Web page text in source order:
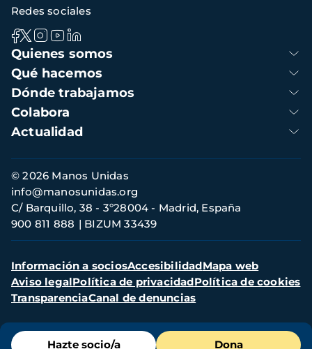
Menú
Hazte socio/a Dona
Navegación
principal
Quienes somos
Qué hacemos
Dónde trabajamos
Colabora
Actualidad
Redes sociales
Información
de
contacto
© 2026 Manos Unidas
C/ Barquillo, 38 - 3º28004 - Madrid, España
900 811 888
BIZUM 33439
info@manosunidas.org
Menú
secundario
Información a sociosAccesibilidadMapa web
Aviso legalPolítica de privacidadPolítica de cookies
TransparenciaCanal de denuncias